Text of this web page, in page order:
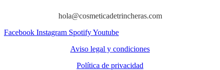
hola@cosmeticadetrincheras.com
Facebook Instagram SpotifyYoutube
Aviso legal y condiciones
Política de privacidad